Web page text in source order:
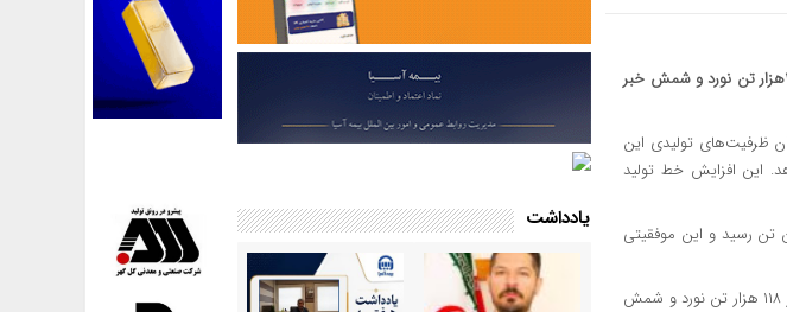
مدیرعامل مجتمع فولاد صنعت بناب با اشاره به رکوردشکنی این کارخانه در اردیبهشت ماه ۱۴۰۳، از تولید بیش از ۱۱۸هزار تن نورد و شمش خبر
ظرفیت‌های تولیدی این
موفق که ظرفیت خط تولید خود را به ۵ خط توسعه دهد. این افزایش خط تولید
ظرفیت مجتمع فولاد صنعت بناب در زمینه تولید نورد و شمش در مجموع به ۱ میلیون تن رسید و این موفقیتی
احمدیه با اشاره به شکسته شدن رکورد مجتمع فولاد صنعت بناب گفت: امسال در اردیبهشت موفق به تولید بیش از ۱۱۸ هزار تن نورد و شمش
یادداشت